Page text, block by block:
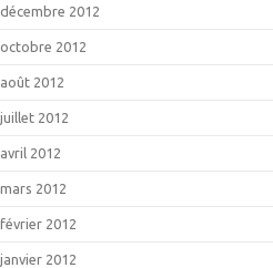
décembre 2012
octobre 2012
août 2012
juillet 2012
avril 2012
mars 2012
février 2012
janvier 2012